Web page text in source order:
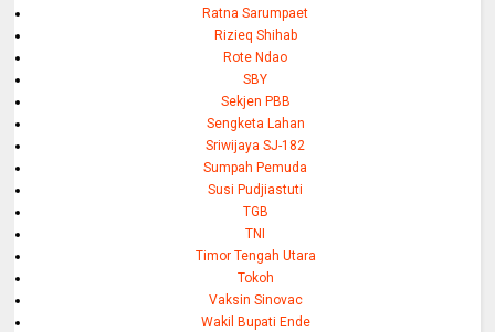
Ratna Sarumpaet
Rizieq Shihab
Rote Ndao
SBY
Sekjen PBB
Sengketa Lahan
Sriwijaya SJ-182
Sumpah Pemuda
Susi Pudjiastuti
TGB
TNI
Timor Tengah Utara
Tokoh
Vaksin Sinovac
Wakil Bupati Ende